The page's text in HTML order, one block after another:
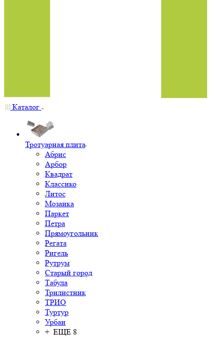
Каталог
Тротуарная плита
Абрис
Арбор
Квадрат
Классико
Литос
Мозаика
Паркет
Петра
Прямоугольник
Регата
Ригель
Рутрум
Старый город
Табула
Трилистник
ТРИО
Туртур
Урбан
+ ЕЩЕ 8